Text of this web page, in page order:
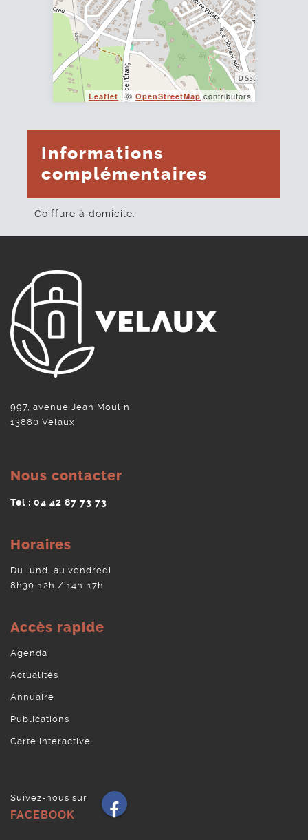
Leaflet | ©OpenStreetMap contributors
Informations
complémentaires
Coiffure à domicile.
997, avenue Jean Moulin
13880 Velaux
Nous contacter
Tel : 04 42 87 73 73
Horaires
Du lundi au vendredi
8h30-12h / 14h-17h
Accès rapide
Agenda
Actualités
Annuaire
Publications
Carte interactive
Suivez-nous sur
FACEBOOK Facebook